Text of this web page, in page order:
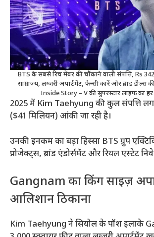
BTS के सबसे रिच मेंबर की चौंकाने वाली संपत्ति, Rs
साम्राज्य, लग्ज़री अपार्टमेंट, फैन्सी कारें और ब्रांड
Inside Story – V की सुपरस्टार लाइफ का
2025 में Kim Taehyung की कुल संपत्ति
($41 मिलियन) आंकी जा रही है।
उनकी इनकम का बड़ा हिस्सा BTS ग्रुप
प्रोजेक्ट्स, ब्रांड एंडोर्समेंट और रियल एस्टेट
Gangnam का किंग साइज़
आलिशान ठिकाना
Kim Taehyung ने सियोल के पॉश इलाके